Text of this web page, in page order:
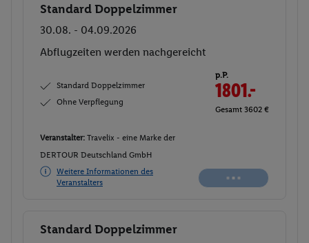
Buchen
Standard Doppelzimmer
30.08. - 04.09.2026
Abflugzeiten werden nachgereicht
Standard Doppelzimmer
Ohne Verpflegung
p.P.
1801.-
Gesamt 3602 €
Veranstalter: Travelix - eine Marke der
DERTOUR Deutschland GmbH
Weitere Informationen des
Veranstalters
Buchen
Standard Doppelzimmer